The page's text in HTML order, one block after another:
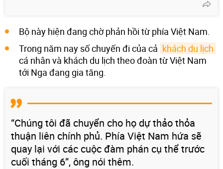
Bộ này hiện đang chờ phản hồi từ phía Việt Nam.
Trong năm nay số chuyến đi của cả khách du lịch
cá nhân và khách du lịch theo đoàn từ Việt Nam
tới Nga đang gia tăng.
“Chúng tôi đã chuyển cho họ dự thảo thỏa
thuận liên chính phủ. Phía Việt Nam hứa sẽ
quay lại với các cuộc đàm phán cụ thể trước
cuối tháng 6”, ông nói thêm.